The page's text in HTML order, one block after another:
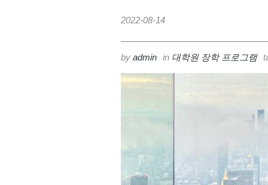
2022-08-14
by admin in 대학원 장학 프로그램